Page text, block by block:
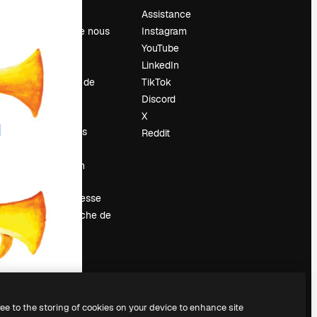
À propos de nous
Avis
Carrières
Tendances de
recherche
Blog
Événements
Vendre mon
Salle de presse
À la recherche de
magnific.ai
Assistance
Instagram
YouTube
LinkedIn
TikTok
Discord
X
Reddit
to the storing of cookies on your device to enhance site